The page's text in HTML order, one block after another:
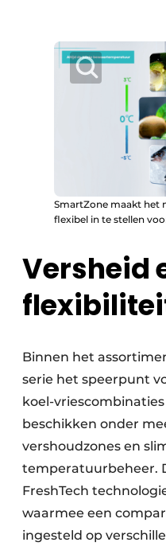
SmartZone maakt het
flexibel in te stellen
Versheid
Binnen het
serie het speerpunt
koel-
beschikken onder
vershoudzones en
temperatuurbeheer.
FreshTech
waarmee een
ingesteld op